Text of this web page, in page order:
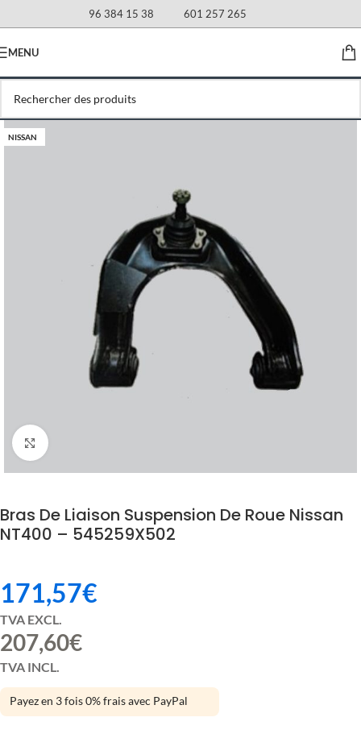
96 384 15 38 601 257 265
MENU
NISSAN
Click to enlarge
Bras De Liaison Suspension De Roue Nissan
NT400 – 545259X502
171,57€
TVA EXCL.
207,60€
TVA INCL.
Payez en 3 fois 0% frais avec PayPal